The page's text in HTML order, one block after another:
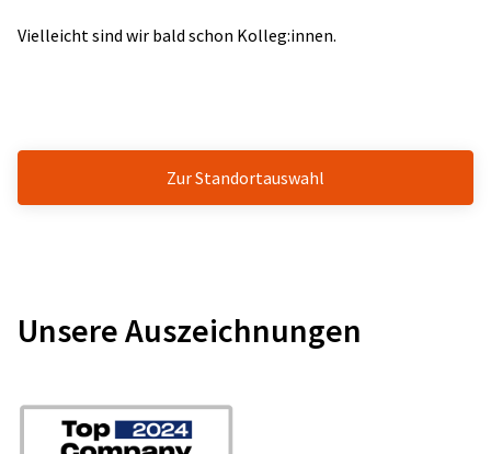
Vielleicht sind wir bald schon Kolleg:innen.
Zur Standortauswahl
Unsere Auszeichnungen